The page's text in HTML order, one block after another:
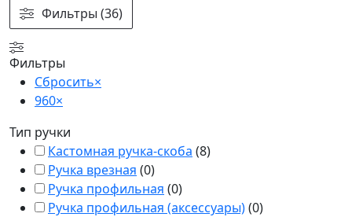
Фильтры (36)
Фильтры
Сбросить×
960×
Тип ручки
Кастомная ручка-скоба (8)
Ручка врезная (0)
Ручка профильная (0)
Ручка профильная (аксессуары)(0)